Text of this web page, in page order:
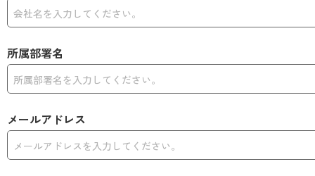
所属部署名
メールアドレス